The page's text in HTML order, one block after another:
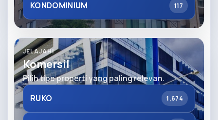
KONDOMINIUM 117
JELAJAHI
Komersil
Pilih tipe properti yang paling relevan.
RUKO
1,674